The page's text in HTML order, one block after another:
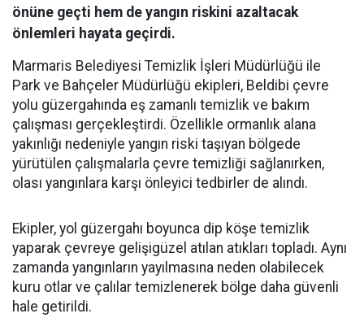
önüne geçti hem de yangın riskini azaltacak
önlemleri hayata geçirdi.
Marmaris Belediyesi Temizlik İşleri Müdürlüğü ile
Park ve Bahçeler Müdürlüğü ekipleri, Beldibi çevre
yolu güzergahında eş zamanlı temizlik ve bakım
çalışması gerçekleştirdi. Özellikle ormanlık alana
yakınlığı nedeniyle yangın riski taşıyan bölgede
yürütülen çalışmalarla çevre temizliği sağlanırken,
olası yangınlara karşı önleyici tedbirler de alındı.
Ekipler, yol güzergahı boyunca dip köşe temizlik
yaparak çevreye gelişigüzel atılan atıkları topladı. Aynı
zamanda yangınların yayılmasına neden olabilecek
kuru otlar ve çalılar temizlenerek bölge daha güvenli
hale getirildi.